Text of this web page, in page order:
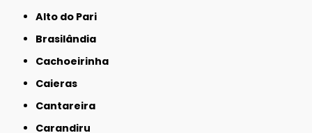
Alto do Pari
Brasilândia
Cachoeirinha
Caieras
Cantareira
Carandiru